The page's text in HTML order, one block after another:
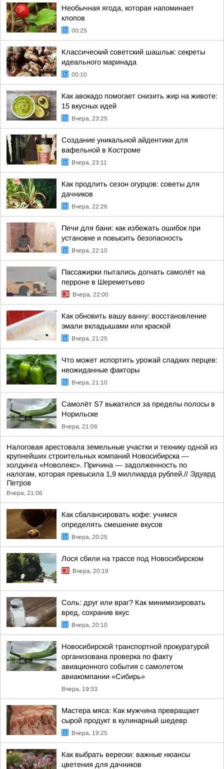
Необычная ягода, которая напоминает
клопов
00:25
Классический советский шашлык: секреты
идеального маринада
00:10
Как авокадо помогает снизить жир на животе:
15 вкусных идей
Вчера, 23:25
Создание уникальной айдентики для
вафельной в Костроме
Вчера, 23:11
Как продлить сезон огурцов: советы для
дачников
Вчера, 22:26
Печи для бани: как избежать ошибок при
установке и повысить безопасность
Вчера, 22:10
Пассажирки пытались догнать самолёт на
перроне в Шереметьево
Вчера, 22:00
Как обновить вашу ванну: восстановление
эмали вкладышами или краской
Вчера, 21:25
Что может испортить урожай сладких перцев:
неожиданные факторы
Вчера, 21:10
Самолёт S7 выкатился за пределы полосы в
Норильске
Вчера, 21:06
Налоговая арестовала земельные участки и технику одной из
крупнейших строительных компаний Новосибирска —
холдинга «Новолекс». Причина — задолженность по
налогам, которая превысила 1,9 миллиарда рублей.// Эдуард
Петров
Вчера, 21:06
Как сбалансировать кофе: учимся
определять смешение вкусов
Вчера, 20:25
Лося сбили на трассе под Новосибирском
Вчера, 20:19
Соль: друг или враг? Как минимизировать
вред, сохранив вкус
Вчера, 20:10
Новосибирской транспортной прокуратурой
организована проверка по факту
авиационного события с самолетом
авиакомпании «Сибирь»
Вчера, 19:33
Мастера мяса: Как мужчина превращает
сырой продукт в кулинарный шедевр
Вчера, 19:25
Как выбрать верески: важные нюансы
цветения для дачников